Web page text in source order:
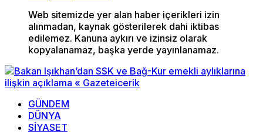
Web sitemizde yer alan haber içerikleri izin
alınmadan, kaynak gösterilerek dahi iktibas
edilemez. Kanuna aykırı ve izinsiz olarak
kopyalanamaz, başka yerde yayınlanamaz.
GÜNDEM
DÜNYA
SİYASET